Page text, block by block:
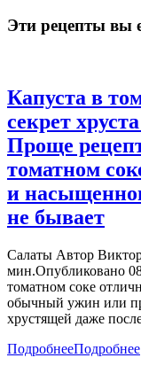
Эти рецепты вы
Капуста в
секрет
Проще
томатном
и
не бывает
Салаты Автор
мин.Опубликовано
томатном соке
обычный ужин или
хрустящей даже
ПодробнееПодробнее